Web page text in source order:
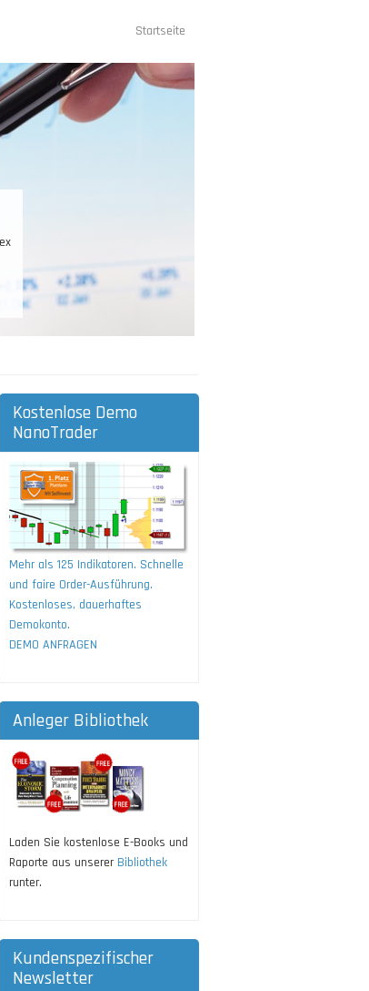
Startseite
Kostenlose Demo
NanoTrader
Mehr als 125 Indikatoren. Schnelle
und faire Order-Ausführung.
Kostenloses, dauerhaftes
Demokonto.
DEMO ANFRAGEN
Anleger Bibliothek
Laden Sie kostenlose E-Books und
Raporte aus unserer Bibliothek
runter.
Kundenspezifischer
Newsletter